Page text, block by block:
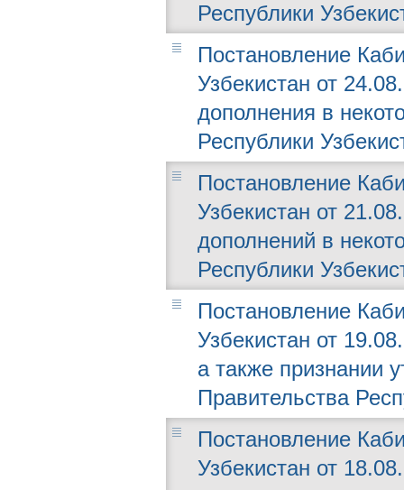
Республики
Постановление
Узбекистан от
дополнения в
Республики
Постановление
Узбекистан от
дополнений в
Республики
Постановление
Узбекистан от
а также признании
Правительства
Постановление
Узбекистан от